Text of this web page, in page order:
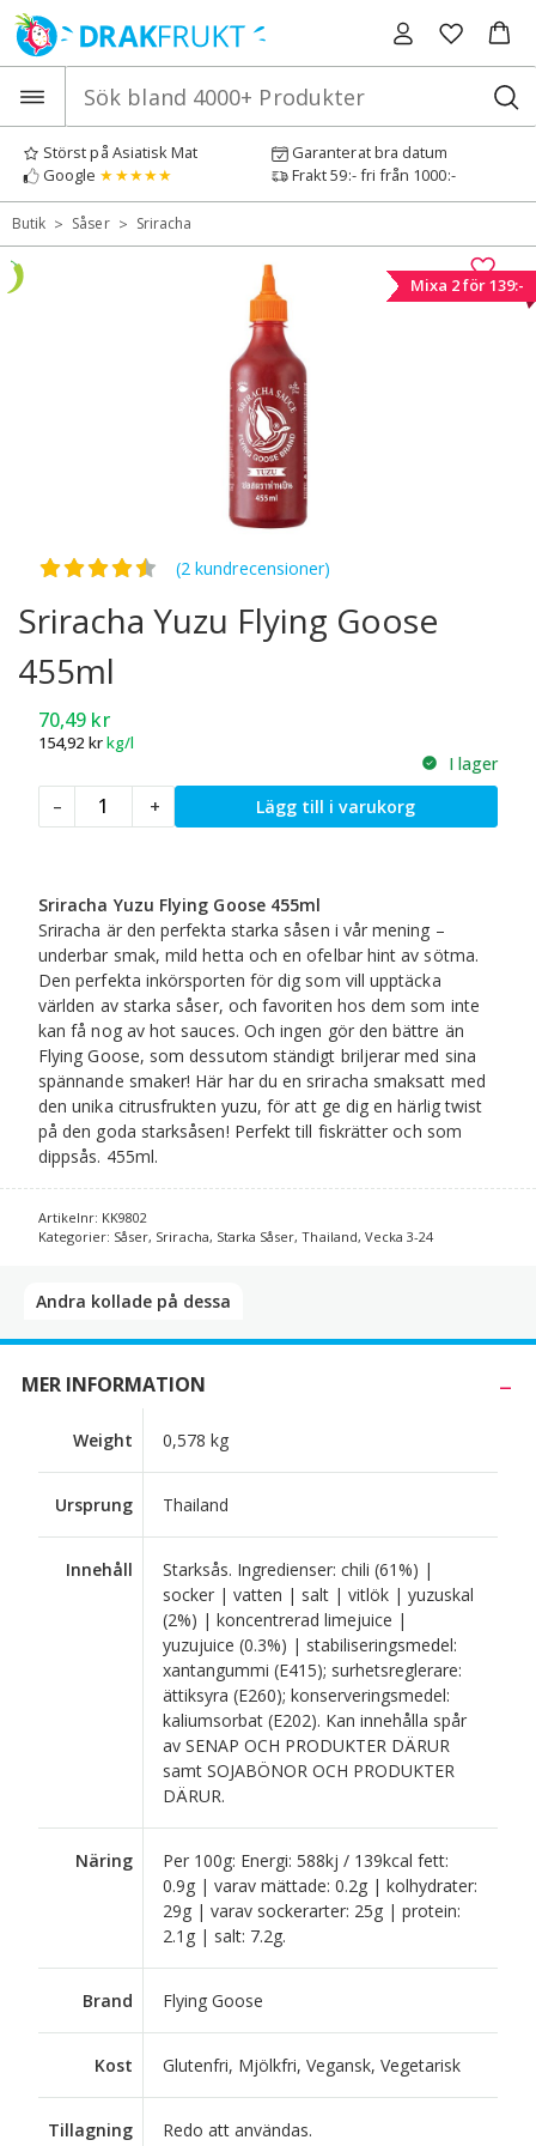
Hoppa
till
innehåll
Störst på Asiatisk Mat
Garanterat bra datum
Google ★★★★★ Frakt 59:- fri från 1000:-
Butik > Såser > Sriracha
Mixa 2 för 139:-
Betygsatt4.50av 5
(2 kundrecensioner)
Sriracha Yuzu Flying Goose
455ml
70,49 kr
154,92 krkg/l
I lager
–
Sriracha
Yuzu
455ml
mängd
+ Lägg till i varukorg
Sriracha Yuzu Flying Goose 455ml
Sriracha är den perfekta starka såsen i vår mening –
underbar smak, mild hetta och en ofelbar hint av sötma.
Den perfekta inkörsporten för dig som vill upptäcka
världen av starka såser, och favoriten hos dem som inte
kan få nog av hot sauces. Och ingen gör den bättre än
Flying Goose, som dessutom ständigt briljerar med sina
spännande smaker! Här har du en sriracha smaksatt med
den unika citrusfrukten yuzu, för att ge dig en härlig twist
på den goda starksåsen! Perfekt till fiskrätter och som
dippsås. 455ml.
Artikelnr: KK9802
Kategorier: Såser, Sriracha, Starka Såser,Thailand, Vecka 3-24
Andra kollade på dessa​
MER INFORMATION
Weight 0,578 kg
Ursprung Thailand
Innehåll
Starksås. Ingredienser: chili (61%) |
socker | vatten | salt | vitlök | yuzuskal
(2%) | koncentrerad limejuice |
yuzujuice (0.3%) | stabiliseringsmedel:
xantangummi (E415); surhetsreglerare:
ättiksyra (E260); konserveringsmedel:
kaliumsorbat (E202). Kan innehålla spår
av SENAP OCH PRODUKTER DÄRUR
samt SOJABÖNOR OCH PRODUKTER
DÄRUR.
Näring
Per 100g: Energi: 588kj / 139kcal fett:
0.9g | varav mättade: 0.2g | kolhydrater:
29g | varav sockerarter: 25g | protein:
2.1g | salt: 7.2g.
Brand Flying Goose
Kost Glutenfri, Mjölkfri, Vegansk, Vegetarisk
Tillagning Redo att användas.